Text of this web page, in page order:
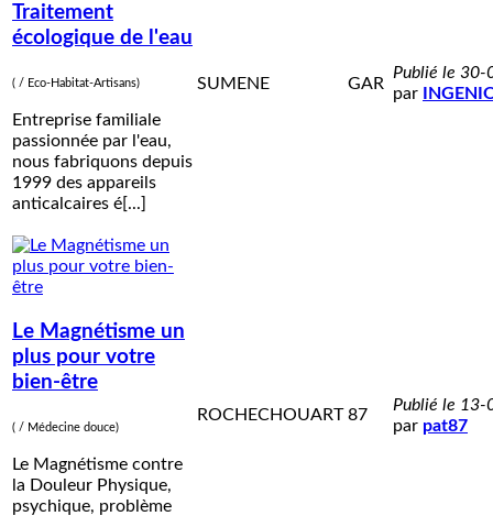
Traitement
écologique de l'eau
( / Eco-Habitat-Artisans)
Entreprise familiale
passionnée par l'eau,
nous fabriquons depuis
1999 des appareils
anticalcaires é[...]
SUMENE GAR
Publié le 30-
par
Le Magnétisme un
plus pour votre
bien-être
( / Médecine douce)
Le Magnétisme contre
la Douleur Physique,
psychique, problème
ROCHECHOUART 87
Publié le 13-
par pat87